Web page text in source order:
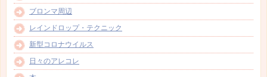
ブロンマ周辺
レインドロップ・テクニック
新型コロナウイルス
日々のアレコレ